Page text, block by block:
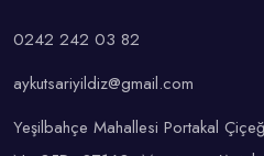
0242 242 03 82
aykutsariyildiz@gmail.com
Yeşilbahçe Mahallesi Portakal